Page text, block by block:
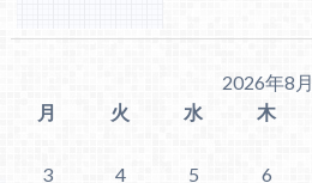
2026年8月
月
火 水 木
3
4 5 6